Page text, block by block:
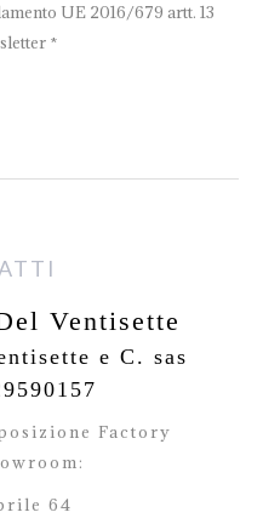
UE 2016/679 artt. 13
*
Ventisette
e C. sas
Factory
64